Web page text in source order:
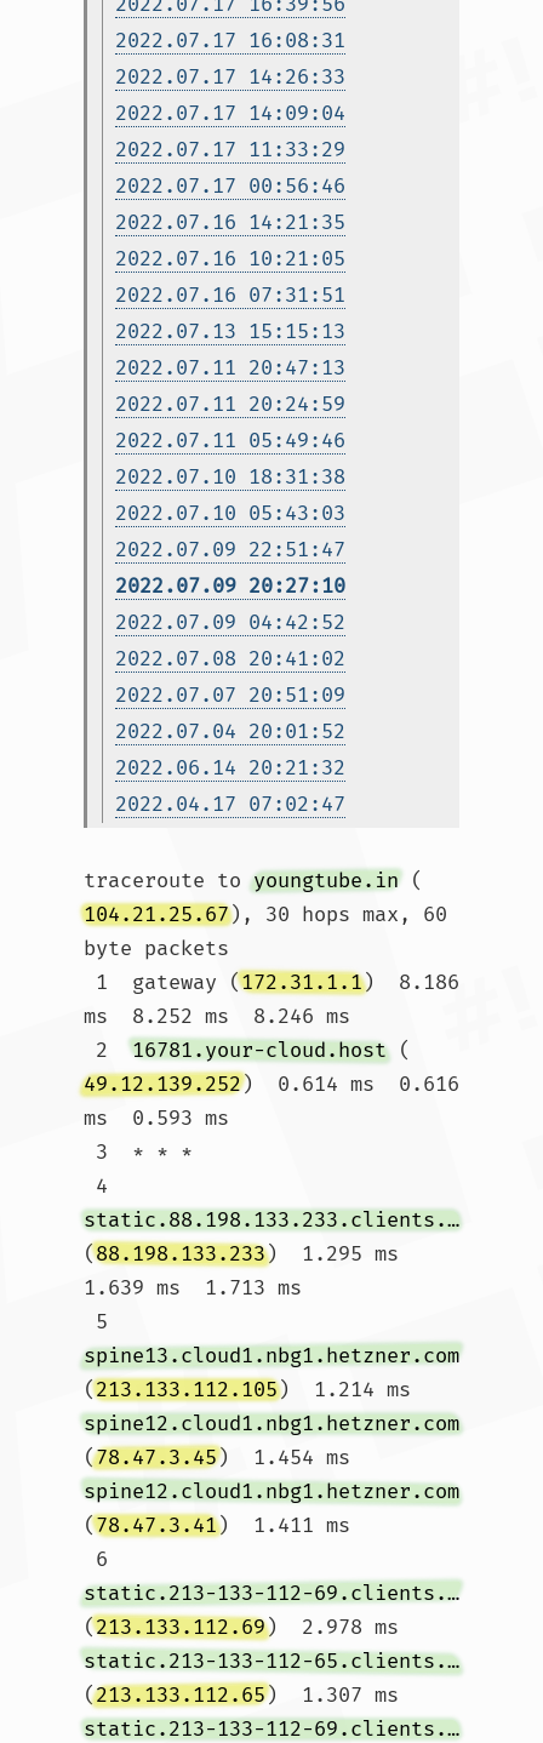
2022.07.17 16:08:31
2022.07.17 14:26:33
2022.07.17 14:09:04
2022.07.17 11:33:29
2022.07.17 00:56:46
2022.07.16 14:21:35
2022.07.16 10:21:05
2022.07.16 07:31:51
2022.07.13 15:15:13
2022.07.11 20:47:13
2022.07.11 20:24:59
2022.07.11 05:49:46
2022.07.10 18:31:38
2022.07.10 05:43:03
2022.07.09 22:51:47
2022.07.09 20:27:10
2022.07.09 04:42:52
2022.07.08 20:41:02
2022.07.07 20:51:09
2022.07.04 20:01:52
2022.06.14 20:21:32
2022.04.17 07:02:47
traceroute to youngtube.in (
104.21.25.67), 30 hops max, 60
byte packets
1  gateway (172.31.1.1)  8.186
ms  8.252 ms  8.246 ms
2 16781.your-cloud.host (
49.12.139.252)  0.614 ms  0.616
ms  0.593 ms
4
static.88.198.133.233.clients.your-server.de
(88.198.133.233)  1.295 ms
1.639 ms  1.713 ms
5
spine13.cloud1.nbg1.hetzner.com
(213.133.112.105)  1.214 ms
spine12.cloud1.nbg1.hetzner.com
(78.47.3.45)  1.454 ms
spine12.cloud1.nbg1.hetzner.com
(78.47.3.41)  1.411 ms
6
static.213-133-112-69.clients.your-server.de
(213.133.112.69)  2.978 ms
static.213-133-112-65.clients.your-server.de
(213.133.112.65)  1.307 ms
static.213-133-112-69.clients.your-server.de